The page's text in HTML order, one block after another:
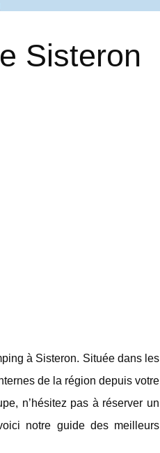
Sisteron
à Sisteron. Située dans les
de la région depuis votre
n’hésitez pas à réserver un
notre guide des meilleurs